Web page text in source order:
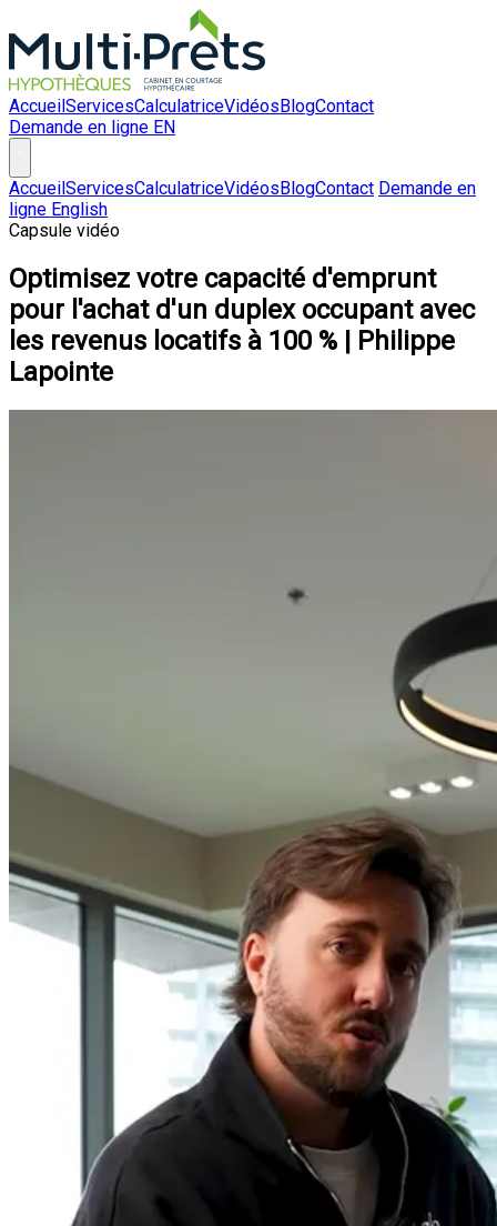
AccueilServicesCalculatriceVidéosBlogContact
Demande en ligne EN
AccueilServicesCalculatriceVidéosBlogContact Demande en
ligne English
Capsule vidéo
Optimisez votre capacité d'emprunt
pour l'achat d'un duplex occupant avec
les revenus locatifs à 100 % | Philippe
Lapointe